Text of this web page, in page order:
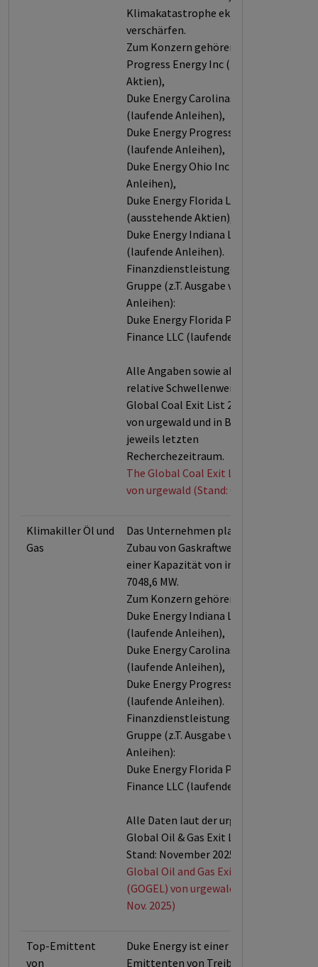
Klimakatastrophe eklatant
verschärfen.
Zum Konzern gehören:
Progress Energy Inc (ausstehende
Aktien),
Duke Energy Carolinas LLC
(laufende Anleihen),
Duke Energy Progress LLC
(laufende Anleihen),
Duke Energy Ohio Inc (laufende
Anleihen),
Duke Energy Florida LLC
(ausstehende Aktien),
Duke Energy Indiana LLC
(laufende Anleihen).
Finanzdienstleistungen für die
Gruppe (z.T. Ausgabe von
Anleihen):
Duke Energy Florida Project
Finance LLC (laufende Anleihen).
Alle Angaben sowie absolute und
relative Schwellenwerte laut der
Global Coal Exit List 2025 (GCEL)
von urgewald und in Bezug auf den
jeweils letzten
Recherchezeitraum.
The Global Coal Exit List (GCEL)
von urgewald (Stand: Okt. 2025)
Klimakiller Öl und
Gas
Das Unternehmen plant einen
Zubau von Gaskraftwerken mit
einer Kapazität von insgesamt
7048,6 MW.
Zum Konzern gehören:
Duke Energy Indiana LLC
(laufende Anleihen),
Duke Energy Carolinas LLC
(laufende Anleihen),
Duke Energy Progress LLC
(laufende Anleihen).
Finanzdienstleistungen für die
Gruppe (z.T. Ausgabe von
Anleihen):
Duke Energy Florida Project
Finance LLC (laufende Anleihen).
Alle Daten laut der urgewald
Global Oil & Gas Exit List (GOGEL,
Stand: November 2025).
Global Oil and Gas Exit List
(GOGEL) von urgewald (Stand:
Nov. 2025)
Top-Emittent
von
Duke Energy ist einer der größten
Emittenten von Treibhausgasen